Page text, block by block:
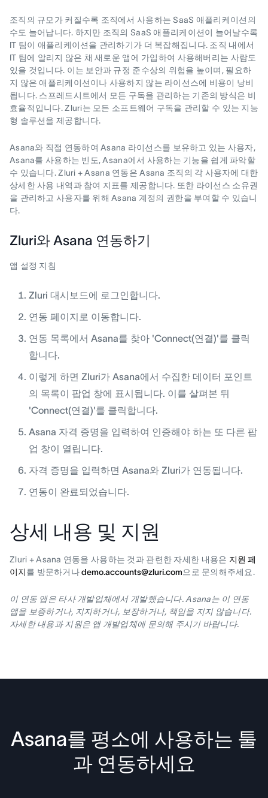
조직의 규모가 커질수록 조직에서 사용하는 SaaS 애플리케이션의
수도 늘어납니다. 하지만 조직의 SaaS 애플리케이션이 늘어날수록
IT 팀이 애플리케이션을 관리하기가 더 복잡해집니다. 조직 내에서
IT 팀에 알리지 않은 채 새로운 앱에 가입하여 사용해버리는 사람도
있을 것입니다. 이는 보안과 규정 준수상의 위험을 높이며, 필요하
지 않은 애플리케이션이나 사용하지 않는 라이선스에 비용이 낭비
됩니다. 스프레드시트에서 모든 구독을 관리하는 기존의 방식은 비
효율적입니다. Zluri는 모든 소프트웨어 구독을 관리할 수 있는 지능
형 솔루션을 제공합니다.
Asana와 직접 연동하여 Asana 라이선스를 보유하고 있는 사용자,
Asana를 사용하는 빈도, Asana에서 사용하는 기능을 쉽게 파악할
수 있습니다. Zluri + Asana 연동은 Asana 조직의 각 사용자에 대한
상세한 사용 내역과 참여 지표를 제공합니다. 또한 라이선스 소유권
을 관리하고 사용자를 위해 Asana 계정의 권한을 부여할 수 있습니
다.
Zluri와 Asana 연동하기
앱 설정 지침
Zluri 대시보드에 로그인합니다.
연동 페이지로 이동합니다.
연동 목록에서 Asana를 찾아 'Connect(연결)'를 클릭
합니다.
이렇게 하면 Zluri가 Asana에서 수집한 데이터 포인트
의 목록이 팝업 창에 표시됩니다. 이를 살펴본 뒤
'Connect(연결)'를 클릭합니다.
Asana 자격 증명을 입력하여 인증해야 하는 또 다른 팝
업 창이 열립니다.
자격 증명을 입력하면 Asana와 Zluri가 연동됩니다.
연동이 완료되었습니다.
상세 내용 및 지원
Zluri + Asana 연동을 사용하는 것과 관련한 자세한 내용은 지원 페
이지를 방문하거나demo.accounts@zluri.com으로 문의해주세요.
이 연동 앱은 타사 개발업체에서 개발했습니다. Asana는 이 연동
앱을 보증하거나, 지지하거나, 보장하거나, 책임을 지지 않습니다.
자세한 내용과 지원은 앱 개발업체에 문의해 주시기 바랍니다.
Asana를 평소에 사용하는 툴
과 연동하세요